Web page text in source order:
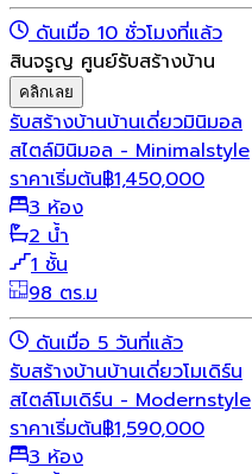
ดันเมื่อ 10 ชั่วโมงที่แล้ว
สินจรูญ ศูนย์รับสร้างบ้าน
คลิกเลย
รับสร้างบ้านบ้านเดี่ยวมินิมอล
สไตล์มินิมอล - Minimalstyle
ราคาเริ่มต้น฿1,450,000
3 ห้อง
2 น้ำ
1 ชั้น
98 ตร.ม
ดันเมื่อ 5 วันที่แล้ว
รับสร้างบ้านบ้านเดี่ยวโมเดิร์น
สไตล์โมเดิร์น - Modernstyle
ราคาเริ่มต้น฿1,590,000
3 ห้อง